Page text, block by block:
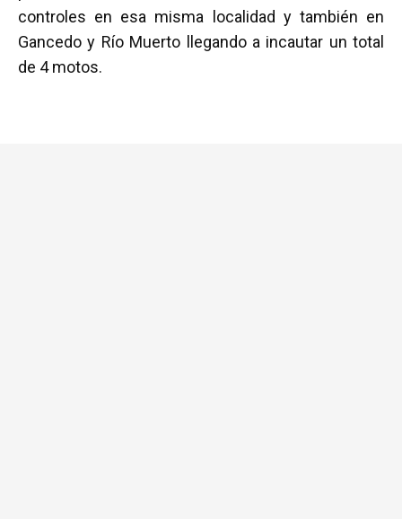
controles en esa misma localidad y también en
Gancedo y Río Muerto llegando a incautar un total
de 4 motos.